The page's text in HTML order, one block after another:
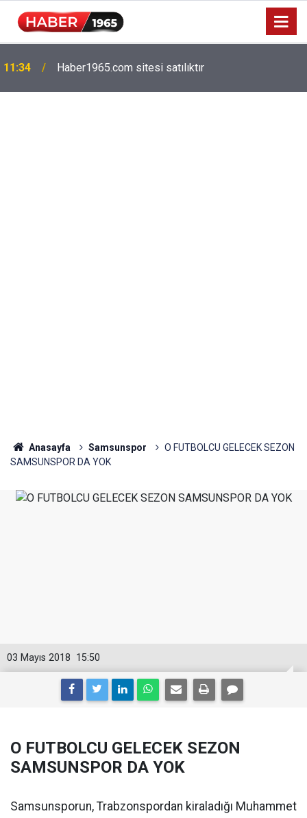
11:34 Haber1965.com sitesi satılıktır
Anasayfa Samsunspor
O FUTBOLCU GELECEK SEZON
SAMSUNSPOR DA YOK
15:50
03 Mayıs 2018
O FUTBOLCU GELECEK SEZON
SAMSUNSPOR DA YOK
Samsunsporun, Trabzonspordan kiraladığı Muhammet